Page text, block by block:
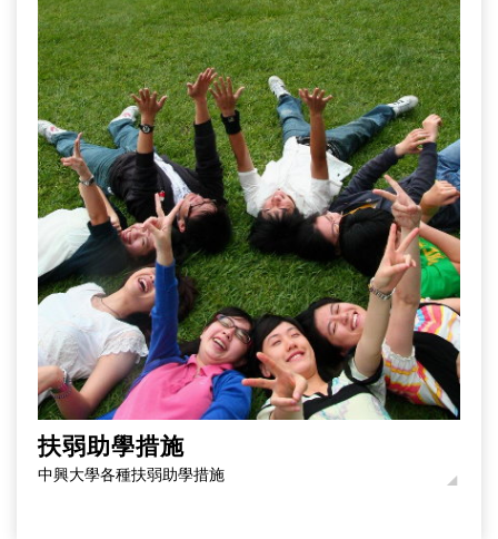
扶弱助學措施
中興大學各種扶弱助學措施